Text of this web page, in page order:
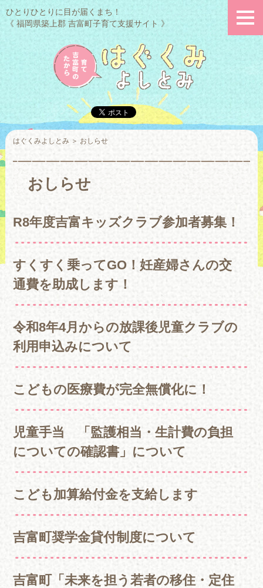
ひとりひとりに目が届くまち！
《 福岡県築上郡 吉富町子育て支援サイト 》
はぐくみよしとみ＞ おしらせ
おしらせ
R8年度吉富キッズクラブ参加者募集！
すくすく乗ってGO！妊産婦さんの交
通費を助成します！
令和8年4月からの放課後児童クラブの
利用申込みについて
こどもの医療費が完全無償化に！
児童手当 「監護相当・生計費の負担
についての確認書」について
こども加算給付金を支給します
吉富町奨学金貸付制度について
吉富町「未来を担う若者の移住・定住